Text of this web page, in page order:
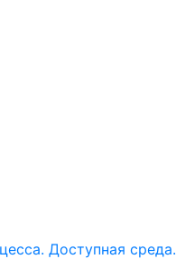
Доступная среда.